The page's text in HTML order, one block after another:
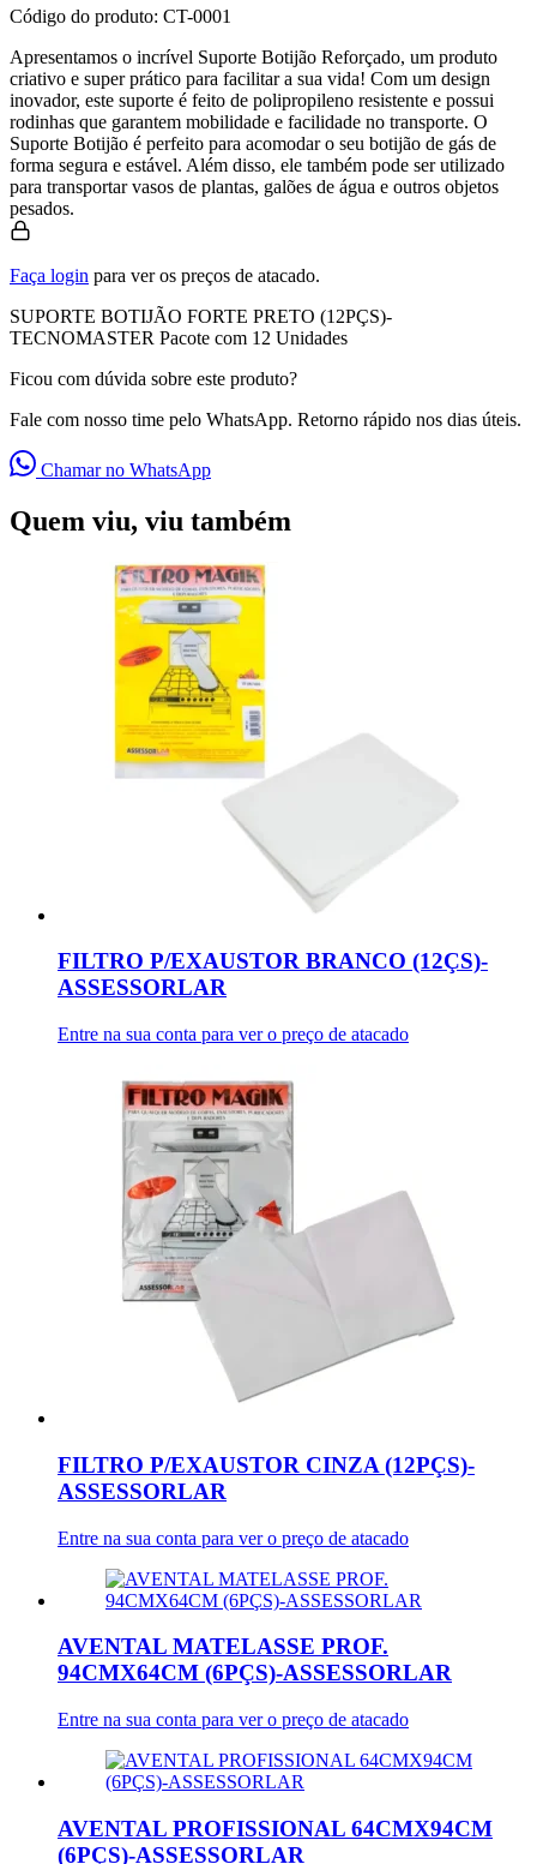
Código do produto: CT-0001
Apresentamos o incrível Suporte Botijão Reforçado, um produto
criativo e super prático para facilitar a sua vida! Com um design
inovador, este suporte é feito de polipropileno resistente e possui
rodinhas que garantem mobilidade e facilidade no transporte. O
Suporte Botijão é perfeito para acomodar o seu botijão de gás de
forma segura e estável. Além disso, ele também pode ser utilizado
para transportar vasos de plantas, galões de água e outros objetos
pesados.
Faça login para ver os preços de atacado.
SUPORTE BOTIJÃO FORTE PRETO (12PÇS)-
TECNOMASTER Pacote com 12 Unidades
Ficou com dúvida sobre este produto?
Fale com nosso time pelo WhatsApp. Retorno rápido nos dias úteis.
Chamar no WhatsApp
Quem viu, viu também
FILTRO P/EXAUSTOR BRANCO (12ÇS)-
ASSESSORLAR
Entre na sua conta para ver o preço de atacado
FILTRO P/EXAUSTOR CINZA (12PÇS)-
ASSESSORLAR
Entre na sua conta para ver o preço de atacado
AVENTAL MATELASSE PROF.
94CMX64CM (6PÇS)-ASSESSORLAR
Entre na sua conta para ver o preço de atacado
AVENTAL PROFISSIONAL 64CMX94CM
(6PÇS)-ASSESSORLAR